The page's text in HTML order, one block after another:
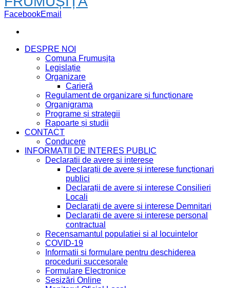
FacebookEmail
DESPRE NOI
Comuna Frumușița
Legislație
Organizare
Carieră
Regulament de organizare și funcționare
Organigrama
Programe și strategii
Rapoarte și studii
CONTACT
Conducere
INFORMAȚII DE INTERES PUBLIC
Declaratii de avere si interese
Declarații de avere și interese funcționari
publici
Declarații de avere și interese Consilieri
Locali
Declarații de avere și interese Demnitari
Declarații de avere și interese personal
contractual
Recensamantul populatiei si al locuintelor
COVID-19
Informatii si formulare pentru deschiderea
procedurii succesorale
Formulare Electronice
Sesizări Online